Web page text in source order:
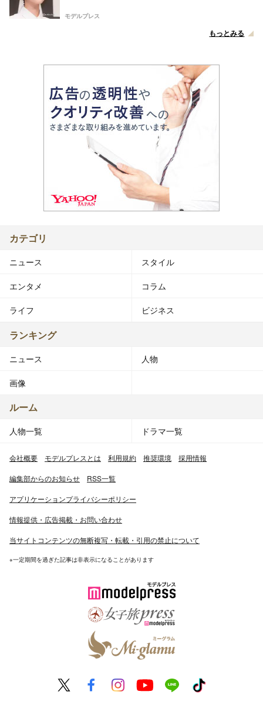
モデルプレス
もっとみる
カテゴリ
ニュース スタイル
エンタメ コラム
ライフ ビジネス
ランキング
ニュース 人物
画像
ルーム
人物一覧 ドラマ一覧
会社概要 モデルプレスとは 利用規約 推奨環境 採用情報
編集部からのお知らせ RSS一覧
アプリケーションプライバシーポリシー
情報提供・広告掲載・お問い合わせ
当サイトコンテンツの無断複写・転載・引用の禁止について
※一定期間を過ぎた記事は非表示になることがあります